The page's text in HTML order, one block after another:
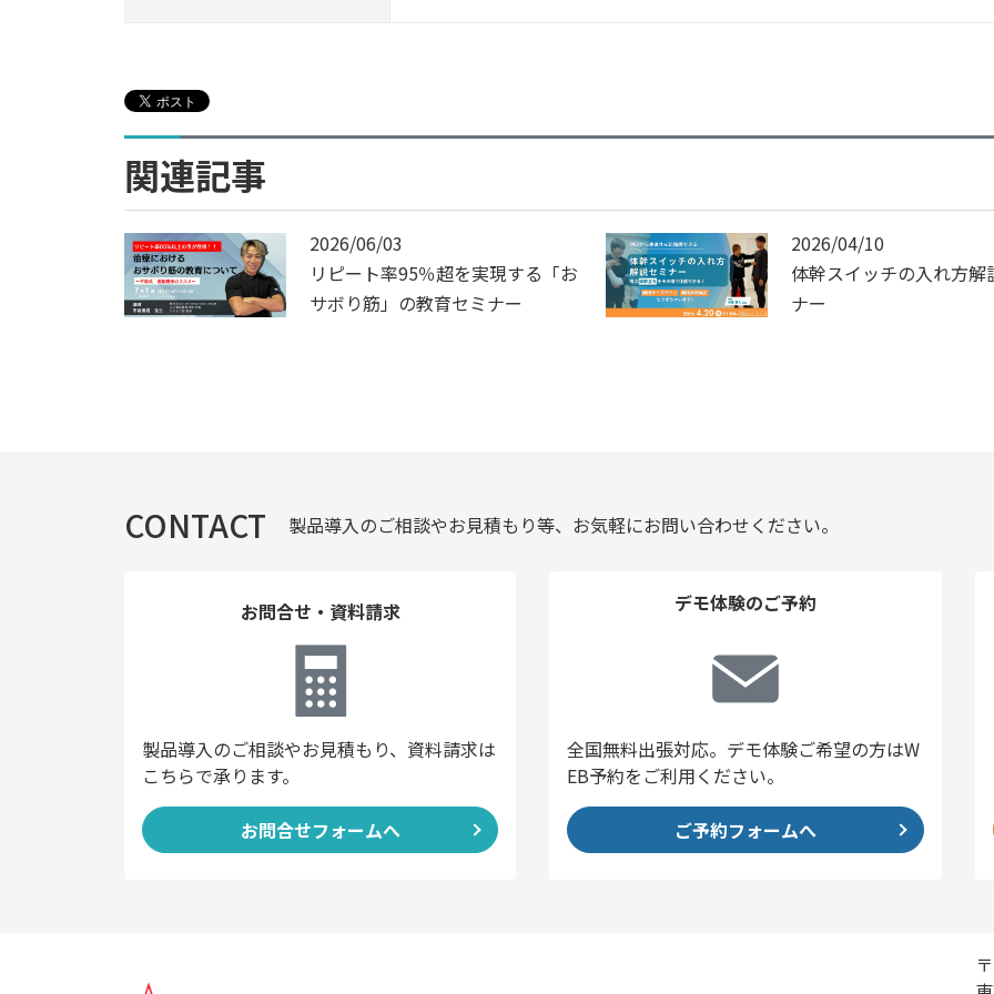
関連記事
2026/06/03
リピート率95％超を実現する「お
サボり筋」の教育セミナー
2026/04/10
体幹スイッチの入れ方解
ナー
CONTACT 製品導入のご相談やお見積もり等、お気軽にお問い合わせください。
お問合せ・資料請求
製品導入のご相談やお見積もり、資料請求は
こちらで承ります。
お問合せフォームへ
デモ体験のご予約
全国無料出張対応。デモ体験ご希望の方はW
EB予約をご利用ください。
ご予約フォームへ